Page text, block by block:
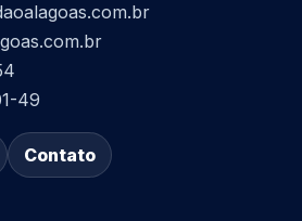
49
Contato